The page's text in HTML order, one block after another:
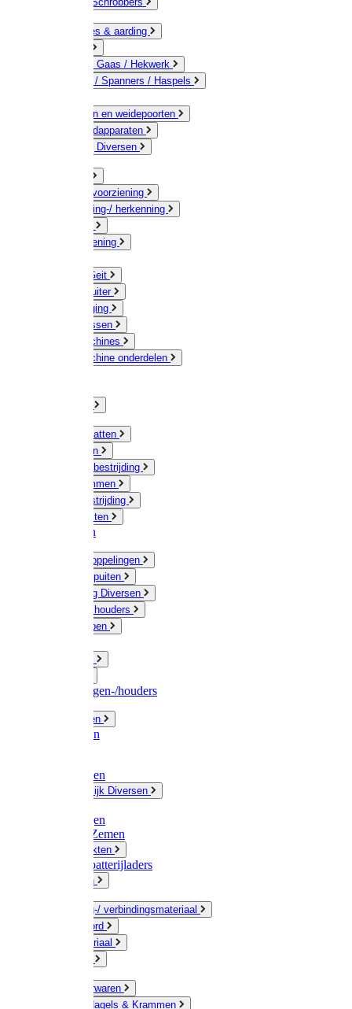
Accessoires & aarding
Geleiders / Gaas / Hekwerk
Verbinders / Spanners / Haspels
Doorgangen en weidepoorten
Schrikdraadapparaten
Afrastering Diversen
Drinkwatervoorziening
Veemarkering-/ herkenning
Voervoorziening
Schaap / Geit
Paard & Ruiter
Veeverzorging
Scheermessen
Scheermachines
Scheermachine onderdelen
Muizen / Ratten
Drukspuiten
Ongediertebestrijding
Mollenklemmen
Onkruidbestrijding
Vliegenkasten
Meststoffen
Messing koppelingen
Gieters / Spuiten
Besproeiing Diversen
Slangen & houders
Waterpompen
Slangenwagen-/houders
Olie / Vetten
Chemicalien
Plasticzakken
Huishoudelijk Diversen
Zaksluitingen
Sponzen / Zemen
Zeepprodukten
Batterij & batterijladers
Zaklampen
Verpakking-/ verbindingsmateriaal
Touw / Koord
Afdekmateriaal
Kleine ijzerwaren
Spijkers, Nagels & Krammen